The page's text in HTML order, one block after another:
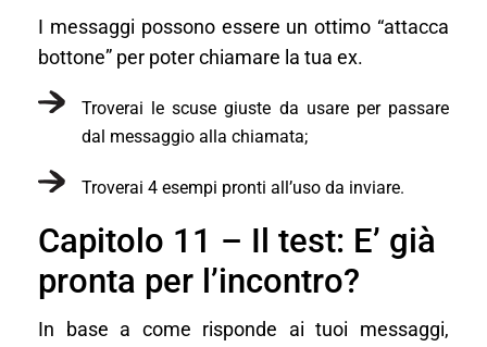
I messaggi possono essere un ottimo “attacca
bottone” per poter chiamare la tua ex.
Troverai le scuse giuste da usare per passare
dal messaggio alla chiamata;
Troverai 4 esempi pronti all’uso da inviare.
Capitolo 11 – Il test: E’ già
pronta per l’incontro?
In base a come risponde ai tuoi messaggi,